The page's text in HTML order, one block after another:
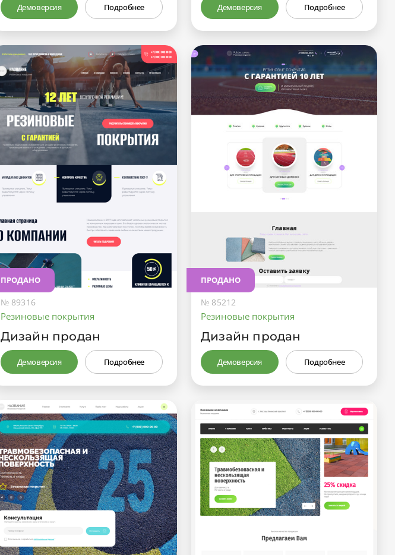
Демоверсия Подробнее Демоверсия Подробнее
ПРОДАНО
№ 89316
Резиновые покрытия
Дизайн продан
Демоверсия Подробнее
ПРОДАНО
№ 85212
Резиновые покрытия
Дизайн продан
Демоверсия Подробнее